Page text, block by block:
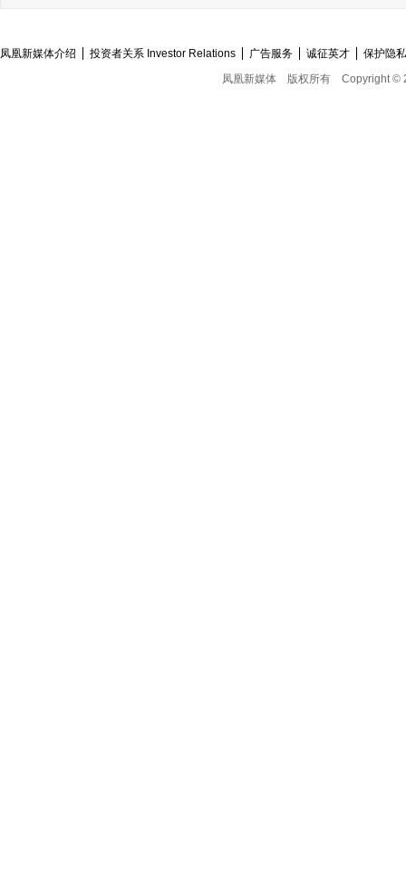
凤凰新媒体介绍 投资者关系 Investor Relations 广告服务 诚征英才
保护隐
凤凰新媒体
版权所有 Copyright ©